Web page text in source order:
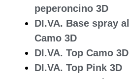
peperoncino 3D
DI.VA. Base spray
Camo 3D
DI.VA. Top Camo 3D
DI.VA. Top Pink 3D